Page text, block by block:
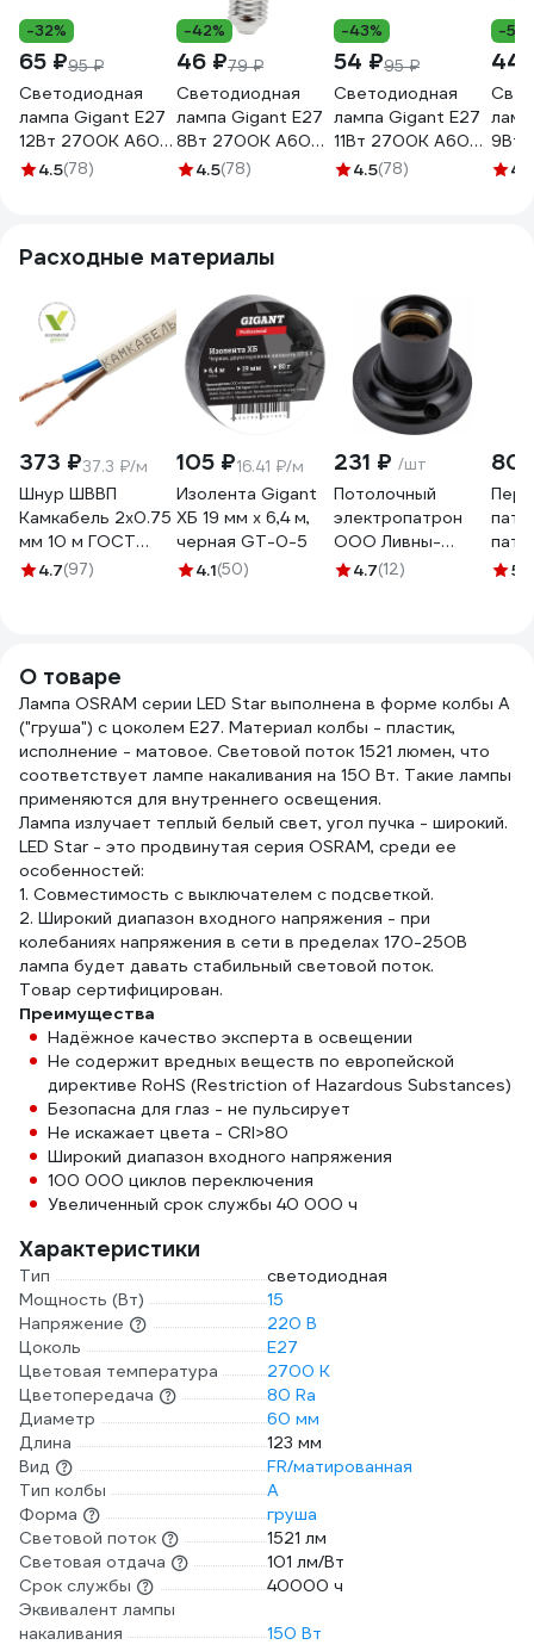
-32%
65 ₽95 ₽
Светодиодная
лампа Gigant E27
12Вт 2700К А60
900Лм G-E27-12-
4.5(78)
-42%
46 ₽79 ₽
Светодиодная
лампа Gigant E27
8Вт 2700К А60
600Лм G-E27-8-
4.5(78)
-43%
54 ₽95 ₽
Светодиодная
лампа Gigant E27
11Вт 2700К А60
900Лм G-E27-11-
4.5(78)
-
44
9Вт
4.5
Расходные материалы
373 ₽37.3 ₽/м
Шнур ШВВП
Камкабель 2x0.75
мм 10 м ГОСТ
231ЯA20C0000Ъ600010М
4.7(97)
105 ₽16.41 ₽/м
Изолента Gigant
ХБ 19 мм х 6,4 м,
черная GT-0-5
4.1(50)
231 ₽ /шт
Потолочный
электропатрон
ООО Ливны-
Электро
4.7(12)
80
5
О товаре
Лампа OSRAM серии LED Star выполнена в форме колбы A
("груша") с цоколем E27. Материал колбы - пластик,
исполнение - матовое. Световой поток 1521 люмен, что
соответствует лампе накаливания на 150 Вт. Такие лампы
применяются для внутреннего освещения.
Лампа излучает теплый белый свет, угол пучка - широкий.
LED Star - это продвинутая серия OSRAM, среди ее
особенностей:
1. Совместимость с выключателем с подсветкой.
2. Широкий диапазон входного напряжения - при
колебаниях напряжения в сети в пределах 170-250В
лампа будет давать стабильный световой поток.
Товар сертифицирован.
Преимущества
Надёжное качество эксперта в освещении
Не содержит вредных веществ по европейской
директиве RoHS (Restriction of Hazardous Substances)
Безопасна для глаз - не пульсирует
Не искажает цвета - CRI>80
Широкий диапазон входного напряжения
100 000 циклов переключения
Увеличенный срок службы 40 000 ч
Характеристики
Тип
светодиодная
Мощность (Вт)
15
Напряжение
220 В
Цоколь
E27
Цветовая температура
2700 К
Цветопередача
80 Ra
Диаметр
60 мм
Длина
123 мм
Вид
FR/матированная
Тип колбы
A
Форма
груша
Световой поток
1521 лм
Световая отдача
101 лм/Вт
Срок службы
40000 ч
Эквивалент лампы
накаливания
150 Вт